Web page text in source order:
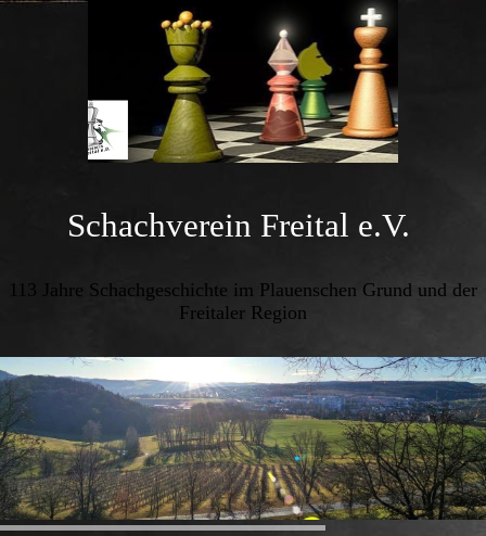
Schachverein Freital e.V.
113 Jahre Schachgeschichte im Plauenschen Grund und der
Freitaler Region